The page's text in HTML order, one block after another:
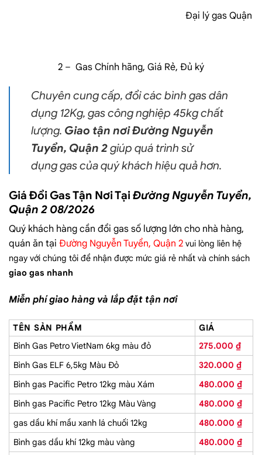
Đại lý gas Quận
2 – Gas Chính hãng, Giá Rẻ, Đủ ký
Chuyên cung cấp, đổi các bình gasdân
dụng 12Kg, gascông nghiệp 45kg chất
lượng. Giao tận nơi Đường Nguyễn
Tuyển, Quận 2giúp quá trình sử
dụnggascủa quý khách hiệu quả hơn.
Giá Đổi Gas Tận Nơi TạiĐường Nguyễn Tuyển,
Quận 2 08/2026
Quý khách hàng cần đổi gas số lượng lớn cho nhà hàng,
quán ăn tại Đường Nguyễn Tuyển, Quận 2 vui lòng liên hệ
ngay với chúng tôi để nhận được mức giá rẻ nhất và chính sách
giao gas nhanh
Miễn phí giao hàng và lắp đặt tận nơi
TÊN SẢN PHẨM
GIÁ
Bình Gas Petro VietNam 6kg màu đỏ
275.000 ₫
Bình Gas ELF 6,5kg Màu Đỏ
320.000 ₫
Bình gas Pacific Petro 12kg màu Xám
480.000 ₫
Bình gas Pacific Petro 12kg Màu Vàng
480.000 ₫
gas dầu khí mầu xanh lá chuối 12kg
480.000 ₫
Bình gas dầu khí 12kg màu vàng
480.000 ₫